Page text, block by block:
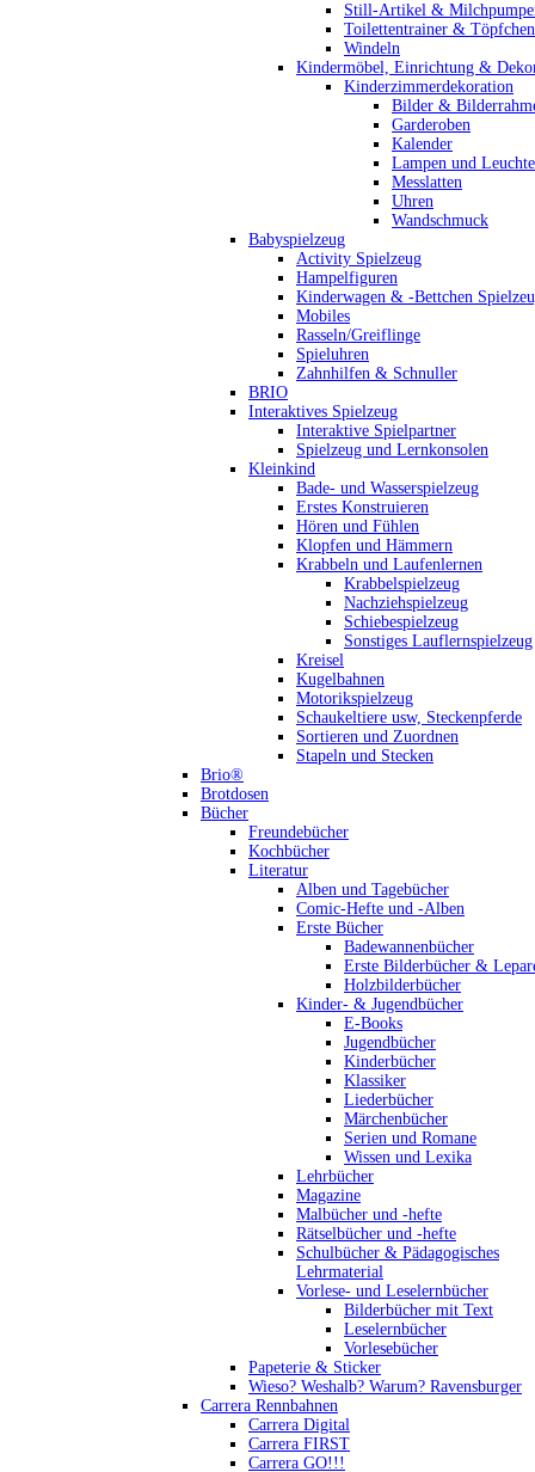
Still-Artikel &
Toilettentrainer & Töpfchen
Windeln
Kindermöbel, Einrichtung &
Kinderzimmerdekoration
Bilder &
Garderoben
Kalender
Lampen und
Messlatten
Uhren
Wandschmuck
Babyspielzeug
Activity Spielzeug
Hampelfiguren
Kinderwagen & -Bettchen
Mobiles
Rasseln/Greiflinge
Spieluhren
Zahnhilfen & Schnuller
BRIO
Interaktives Spielzeug
Interaktive Spielpartner
Spielzeug und Lernkonsolen
Kleinkind
Bade- und Wasserspielzeug
Erstes Konstruieren
Hören und Fühlen
Klopfen und Hämmern
Krabbeln und Laufenlernen
Krabbelspielzeug
Nachziehspielzeug
Schiebespielzeug
Sonstiges Lauflernspielzeug
Kreisel
Kugelbahnen
Motorikspielzeug
Schaukeltiere usw, Steckenpferde
Sortieren und Zuordnen
Stapeln und Stecken
Brio®
Brotdosen
Bücher
Freundebücher
Kochbücher
Literatur
Alben und Tagebücher
Comic-Hefte und -Alben
Erste Bücher
Badewannenbücher
Erste Bilderbücher &
Holzbilderbücher
Kinder- & Jugendbücher
E-Books
Jugendbücher
Kinderbücher
Klassiker
Liederbücher
Märchenbücher
Serien und Romane
Wissen und Lexika
Lehrbücher
Magazine
Malbücher und -hefte
Rätselbücher und -hefte
Schulbücher & Pädagogisches
Lehrmaterial
Vorlese- und Leselernbücher
Bilderbücher mit Text
Leselernbücher
Vorlesebücher
Papeterie & Sticker
Wieso? Weshalb? Warum? Ravensburger
Carrera Rennbahnen
Carrera Digital
Carrera FIRST
Carrera GO!!!